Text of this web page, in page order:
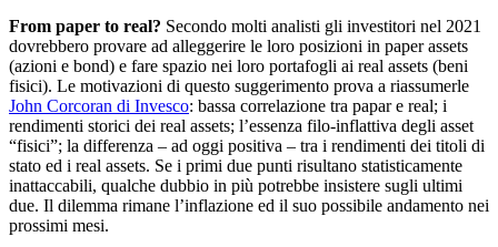
From paper to real? Secondo molti analisti gli investitori nel 2021
dovrebbero provare ad alleggerire le loro posizioni in paper assets
(azioni e bond) e fare spazio nei loro portafogli ai real assets (beni
fisici). Le motivazioni di questo suggerimento prova a riassumerle
John Corcoran di Invesco: bassa correlazione tra papar e real; i
rendimenti storici dei real assets; l’essenza filo-inflattiva degli asset
“fisici”; la differenza – ad oggi positiva – tra i rendimenti dei titoli di
stato ed i real assets. Se i primi due punti risultano statisticamente
inattaccabili, qualche dubbio in più potrebbe insistere sugli ultimi
due. Il dilemma rimane l’inflazione ed il suo possibile andamento nei
prossimi mesi.